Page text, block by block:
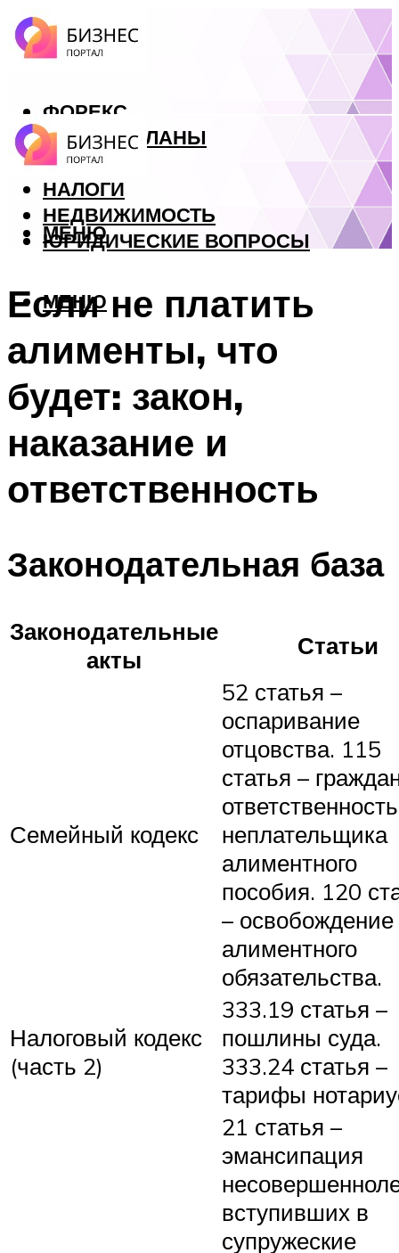
ФОРЕКС
БИЗНЕС ПЛАНЫ
КРЕДИТЫ
НАЛОГИ
НЕДВИЖИМОСТЬ
ЮРИДИЧЕСКИЕ ВОПРОСЫ
МЕНЮ
МЕНЮ
Если не платить
алименты, что
будет: закон,
наказание и
ответственность
Законодательная база
Законодательные
акты
Статьи
Семейный кодекс
52 статья –
оспаривание
отцовства. 115
статья –
ответственность
неплательщика
алиментного
пособия. 120
– освобождение
алиментного
обязательства.
Налоговый кодекс
(часть 2)
333.19 статья –
пошлины суда.
333.24 статья –
тарифы
21 статья –
эмансипация
вступивших в
супружеские